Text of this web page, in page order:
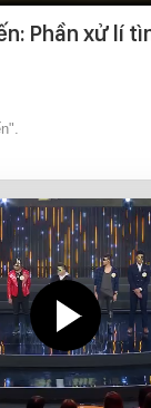
Phần xử lí